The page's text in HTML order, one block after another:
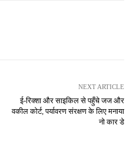
NEXT ARTICLE
ई-रिक्शा और साइकिल से पहुँचे जज और
वकील कोर्ट, पर्यावरण संरक्षण के लिए मनाया
नो कार डे